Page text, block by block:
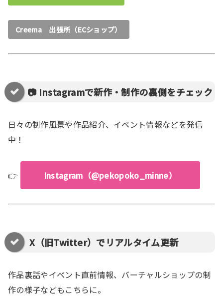
Creema 出張所（ECショップ）
📷 Instagramで新作・制作の裏側をチェック
日々の制作風景や作品紹介、イベント情報などを発信
中！
👉 Instagram（@pekopoko_minne）
X（旧Twitter）でリアルタイム更新
作品裏話やイベント直前情報、バーチャルショップの制
作の様子などもこちらに。